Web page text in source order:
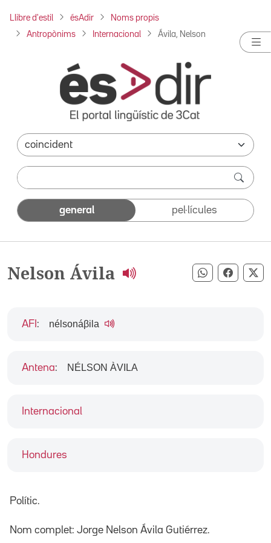
Llibre d'estil ésAdir Noms propis
Antropònims Internacional Ávila, Nelson
general pel·lícules
Nelson Ávila Compartir
Internacional
Hondures
AFI : nélsonáβila
Antena: NÉLSON ÀVILA
Polític.
Nom complet: Jorge Nelson Ávila Gutiérrez.